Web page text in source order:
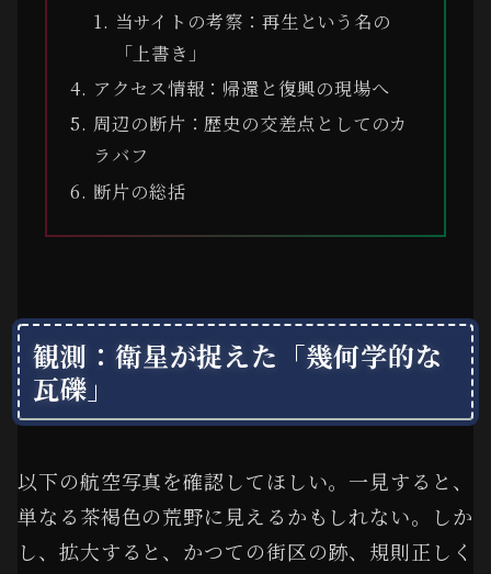
当サイトの考察：再生という名の
「上書き」
アクセス情報：帰還と復興の現場へ
周辺の断片：歴史の交差点としてのカ
ラバフ
断片の総括
観測：衛星が捉えた「幾何学的な
瓦礫」
以下の航空写真を確認してほしい。一見すると、
単なる茶褐色の荒野に見えるかもしれない。しか
し、拡大すると、かつての街区の跡、規則正しく